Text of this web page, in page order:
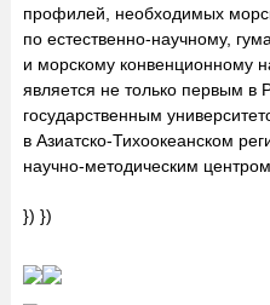
профилей, необходимых
по естественно-научному,
и морскому конвенционному
является не только первым в
государственным
в Азиатско-Тихоокеанском
научно-методическим
}) })